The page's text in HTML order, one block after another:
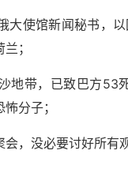
大使馆新闻秘书，
；
地带，已致巴方
分子；
会，没必要讨好所